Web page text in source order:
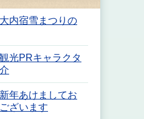
内宿雪まつりの
光PRキャラクタ
年あけましてお
ざいます